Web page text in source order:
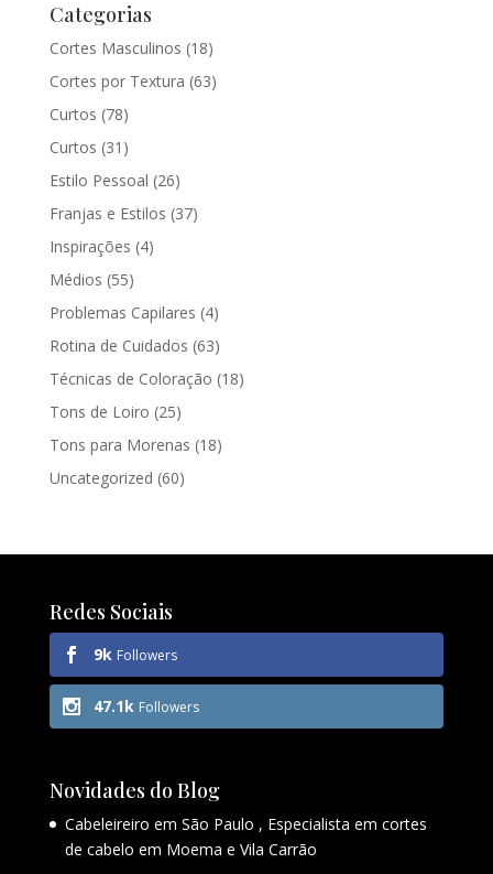
Categorias
Cortes Masculinos (18)
Cortes por Textura (63)
Curtos (78)
Curtos (31)
Estilo Pessoal (26)
Franjas e Estilos (37)
Inspirações (4)
Médios (55)
Problemas Capilares (4)
Rotina de Cuidados (63)
Técnicas de Coloração (18)
Tons de Loiro (25)
Tons para Morenas (18)
Uncategorized (60)
Redes Sociais
9k Followers
47.1k Followers
Novidades do Blog
Cabeleireiro em São Paulo , Especialista em cortes
de cabelo em Moema e Vila Carrão